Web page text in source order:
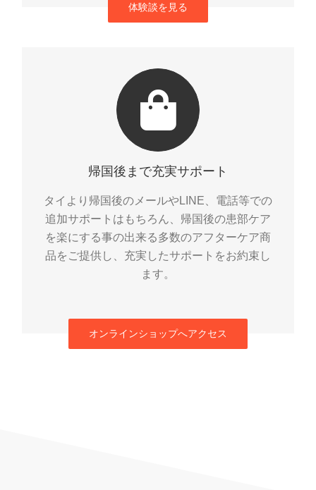
体験談を見る
帰国後まで充実サポート
タイより帰国後のメールやLINE、電話等での
追加サポートはもちろん、帰国後の患部ケア
を楽にする事の出来る多数のアフターケア商
品をご提供し、充実したサポートをお約束し
ます。
オンラインショップへアクセス